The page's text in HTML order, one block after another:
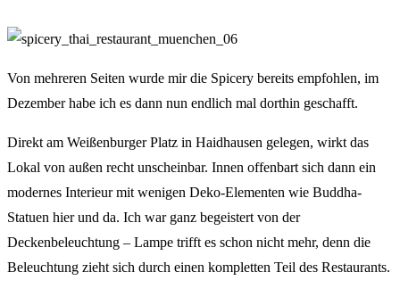
Von mehreren Seiten wurde mir die Spicery bereits empfohlen, im
Dezember habe ich es dann nun endlich mal dorthin geschafft.
Direkt am Weißenburger Platz in Haidhausen gelegen, wirkt das
Lokal von außen recht unscheinbar. Innen offenbart sich dann ein
modernes Interieur mit wenigen Deko-Elementen wie Buddha-
Statuen hier und da. Ich war ganz begeistert von der
Deckenbeleuchtung – Lampe trifft es schon nicht mehr, denn die
Beleuchtung zieht sich durch einen kompletten Teil des Restaurants.